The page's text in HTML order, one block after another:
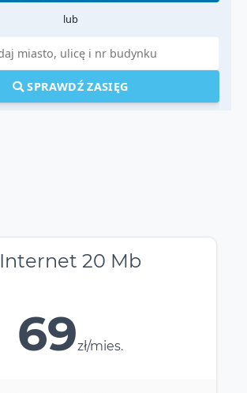
lub
SPRAWDŹ ZASIĘG
Internet 20 Mb
69zł/mies.